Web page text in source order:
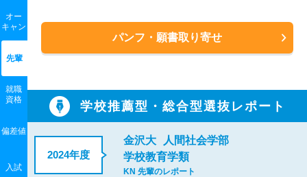
パンフ・願書取り寄せ
オー
キャン
先輩
就職
資格
偏差値
入試
学校推薦型・総合型選抜レポート
2024年度
金沢大
人間社会学部
学校教育学類
KN 先輩のレポート